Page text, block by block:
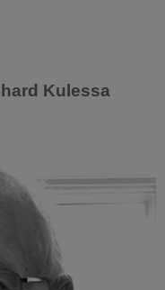
Kulessa